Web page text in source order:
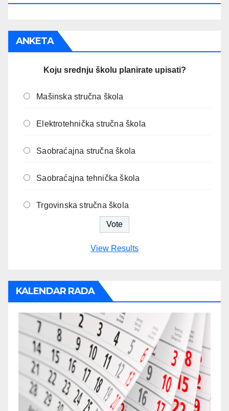
ANKETA
Koju srednju školu planirate upisati?
Mašinska stručna škola
Elektrotehnička stručna škola
Saobraćajna stručna škola
Saobraćajna tehnička škola
Trgovinska stručna škola
View Results
KALENDAR RADA